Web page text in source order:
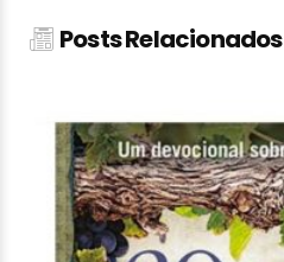
Posts Relacionados